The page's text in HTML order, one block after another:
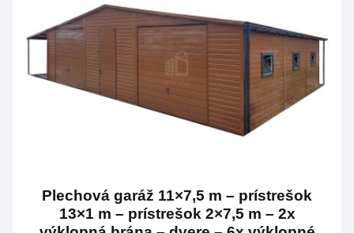
Plechová garáž 11×7,5 m – prístrešok
13×1 m – prístrešok 2×7,5 m – 2x